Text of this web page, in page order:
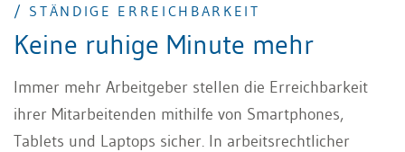
/ STÄNDIGE ERREICHBARKEIT
Keine ruhige Minute mehr
Immer mehr Arbeitgeber stellen die Erreichbarkeit
ihrer Mitarbeitenden mithilfe von Smartphones,
Tablets und Laptops sicher. In arbeitsrechtlicher